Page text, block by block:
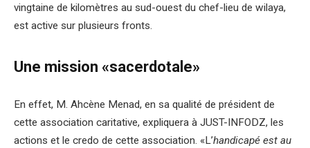
vingtaine de kilomètres au sud-ouest du chef-lieu de wilaya,
est active sur plusieurs fronts.
Une mission «sacerdotale»
En effet, M. Ahcène Menad, en sa qualité de président de
cette association caritative, expliquera à JUST-INFODZ, les
actions et le credo de cette association. «L’handicapé est au